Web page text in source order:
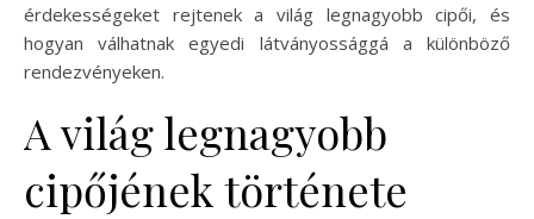
érdekességeket rejtenek a világ legnagyobb cipői, és
hogyan válhatnak egyedi látványossággá a különböző
rendezvényeken.
A világ legnagyobb
cipőjének története